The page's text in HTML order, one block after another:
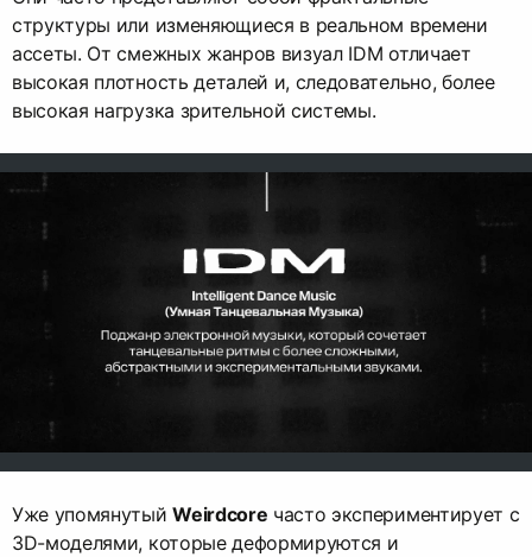
структуры или изменяющиеся в реальном времени
ассеты. От смежных жанров визуал IDM отличает
высокая плотность деталей и, следовательно, более
высокая нагрузка зрительной системы.
Уже упомянутыйWeirdcore часто экспериментирует с
3D-моделями, которые деформируются и